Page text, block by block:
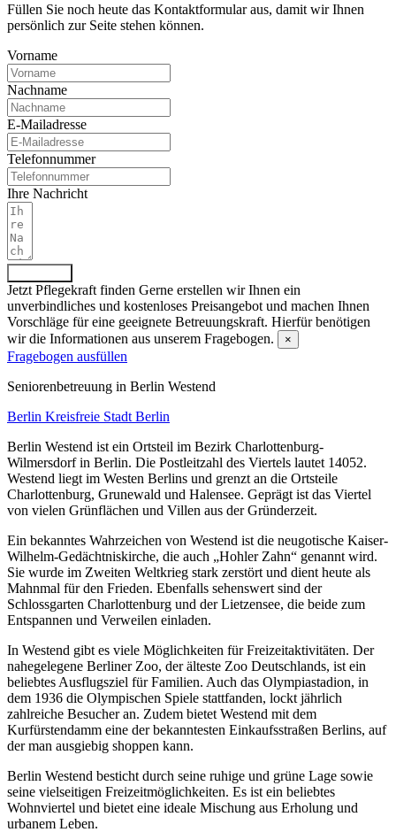
Füllen Sie noch heute das Kontaktformular aus, damit wir Ihnen
persönlich zur Seite stehen können.
Vorname
Nachname
E-Mailadresse
Telefonnummer
Ihre Nachricht
Jetzt Pflegekraft finden Gerne erstellen wir Ihnen ein
unverbindliches und kostenloses Preisangebot und machen Ihnen
Vorschläge für eine geeignete Betreuungskraft. Hierfür benötigen
wir die Informationen aus unserem Fragebogen.
×
Fragebogen ausfüllen
Senioren­betreuung in Berlin Westend
Berlin Kreisfreie Stadt Berlin
Berlin Westend ist ein Ortsteil im Bezirk Charlottenburg-
Wilmersdorf in Berlin. Die Postleitzahl des Viertels lautet 14052.
Westend liegt im Westen Berlins und grenzt an die Ortsteile
Charlottenburg, Grunewald und Halensee. Geprägt ist das Viertel
von vielen Grünflächen und Villen aus der Gründerzeit.
Ein bekanntes Wahrzeichen von Westend ist die neugotische Kaiser-
Wilhelm-Gedächtniskirche, die auch „Hohler Zahn“ genannt wird.
Sie wurde im Zweiten Weltkrieg stark zerstört und dient heute als
Mahnmal für den Frieden. Ebenfalls sehenswert sind der
Schlossgarten Charlottenburg und der Lietzensee, die beide zum
Entspannen und Verweilen einladen.
In Westend gibt es viele Möglichkeiten für Freizeitaktivitäten. Der
nahegelegene Berliner Zoo, der älteste Zoo Deutschlands, ist ein
beliebtes Ausflugsziel für Familien. Auch das Olympiastadion, in
dem 1936 die Olympischen Spiele stattfanden, lockt jährlich
zahlreiche Besucher an. Zudem bietet Westend mit dem
Kurfürstendamm eine der bekanntesten Einkaufsstraßen Berlins, auf
der man ausgiebig shoppen kann.
Berlin Westend besticht durch seine ruhige und grüne Lage sowie
seine vielseitigen Freizeitmöglichkeiten. Es ist ein beliebtes
Wohnviertel und bietet eine ideale Mischung aus Erholung und
urbanem Leben.